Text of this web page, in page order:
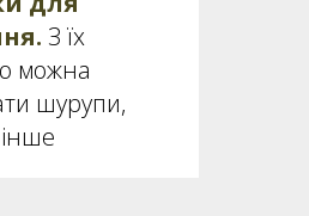
З їх
можна
шурупи,